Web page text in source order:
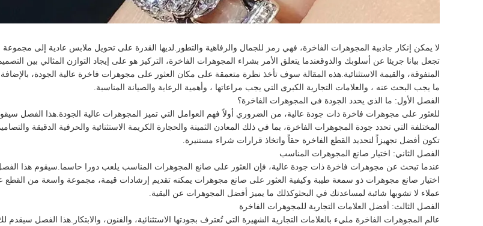
لا يمكن إنكار جاذبية المجوهرات الفاخرة، فهي رمز للجمال والرفاهية والتطور.لديها القدرة على تحويل ملابس عادية إلى مجموعة
تجعل بيانا جريئا عن أسلوبك والذوقعندما يتعلق الأمر بشراء المجوهرات الفاخرة، التركيز هو على إيجاد التوازن المثالي بين
المتفوقة، والقيمة الاستثنائية.هذه المقالة سوف تأخذ نظرة متعمقة على مكان العثور على مجوهرات فاخرة عالية الجودة،
ما يجب البحث عنه ، والعلامات التجارية الكبرى التي يجب مراعاتها ، وأهمية الرعاية والصيانة المناسبة.
الفصل الأول: ما الذي يحدد الجودة في المجوهرات الفاخرة؟
للعثور على مجوهرات فاخرة ذات جودة عالية، من الضروري أولاً فهم العوامل التي تميز المجوهرات عالية الجودة.هذا الفصل
المختلفة التي تحدد جودة المجوهرات الفاخرة، بما في ذلك المعادن الثمينة والحجارة الكريمة الاستثنائية والحرفية الدقيقة
تكون أفضل تجهيزاً لتحديد القطع الفاخرة حقاً واتخاذ قرارات شراء مستنيرة.
الفصل الثاني: اختيار صانع المجوهرات المناسب
عندما تبحث عن مجوهرات فاخرة ذات جودة عالية، فإن العثور على صانع المجوهرات المناسب يلعب دورا حاسما.سيقوم هذا
اختيار صانع مجوهرات ذو سمعة طيبة وكيفية العثور على صانع مجوهرات يمكنه تقديم إرشادات قيمة، مجموعة واسعة من القطع
عملاء لا تشوبها شائبة لمساعدتك في البحثوكذلك ما يميز أفضل المجوهرات عن البقية.
الفصل الثالث: أفضل العلامات التجارية للمجوهرات الفاخرة
عالم المجوهرات الفاخرة مليء بالعلامات التجارية الشهيرة التي تُعترف بجودتها الاستثنائية، والفنون، والابتكار.هذا الفصل